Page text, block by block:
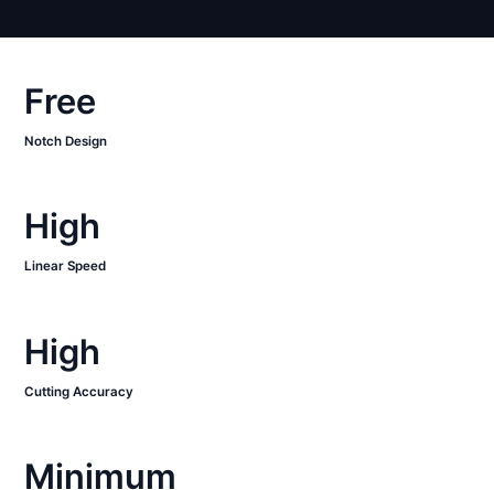
Free
Notch Design
High
Linear Speed
High
Cutting Accuracy
Minimum